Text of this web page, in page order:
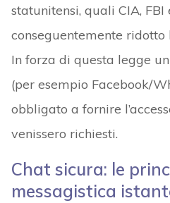
statunitensi, quali CIA, FBI
conseguentemente
In forza di questa legge
(per esempio Facebook/
obbligato a fornire
venissero richiesti.
Chat sicura: le
messagistica